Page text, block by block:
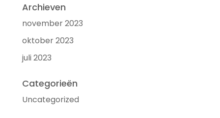
Archieven
november 2023
oktober 2023
juli 2023
Categorieën
Uncategorized